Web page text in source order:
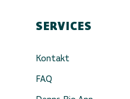
SERVICES
Kontakt
FAQ